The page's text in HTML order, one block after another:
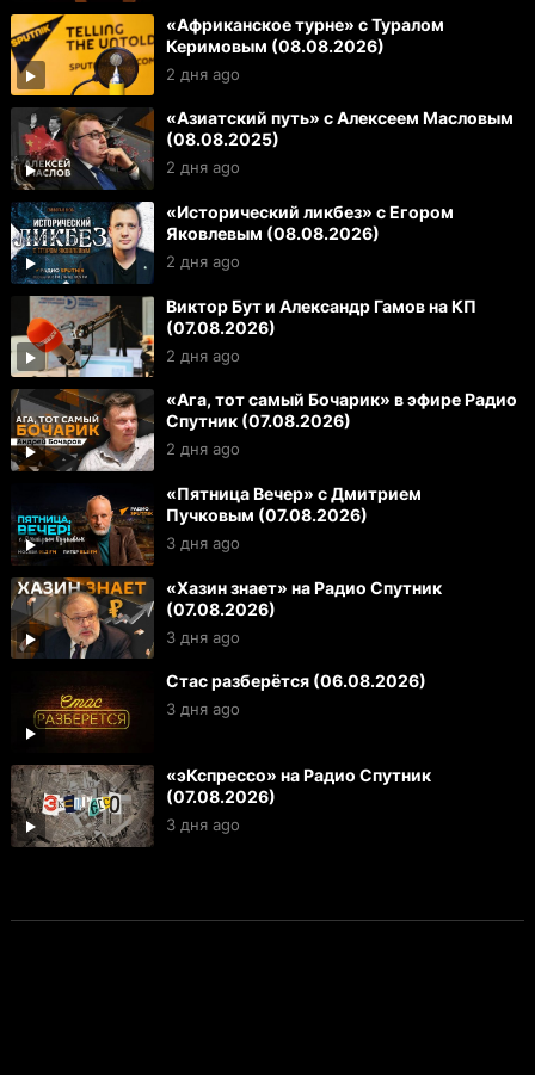
«Африканское турне» с Туралом
Керимовым (08.08.2026)
2 дня ago
«Азиатский путь» с Алексеем Масловым
(08.08.2025)
2 дня ago
«Исторический ликбез» с Егором
Яковлевым (08.08.2026)
2 дня ago
Виктор Бут и Александр Гамов на КП
(07.08.2026)
2 дня ago
«Ага, тот самый Бочарик» в эфире Радио
Спутник (07.08.2026)
2 дня ago
«Пятница Вечер» с Дмитрием
Пучковым (07.08.2026)
3 дня ago
«Хазин знает» на Радио Спутник
(07.08.2026)
3 дня ago
Стас разберётся (06.08.2026)
3 дня ago
«эКспрессо» на Радио Спутник
(07.08.2026)
3 дня ago